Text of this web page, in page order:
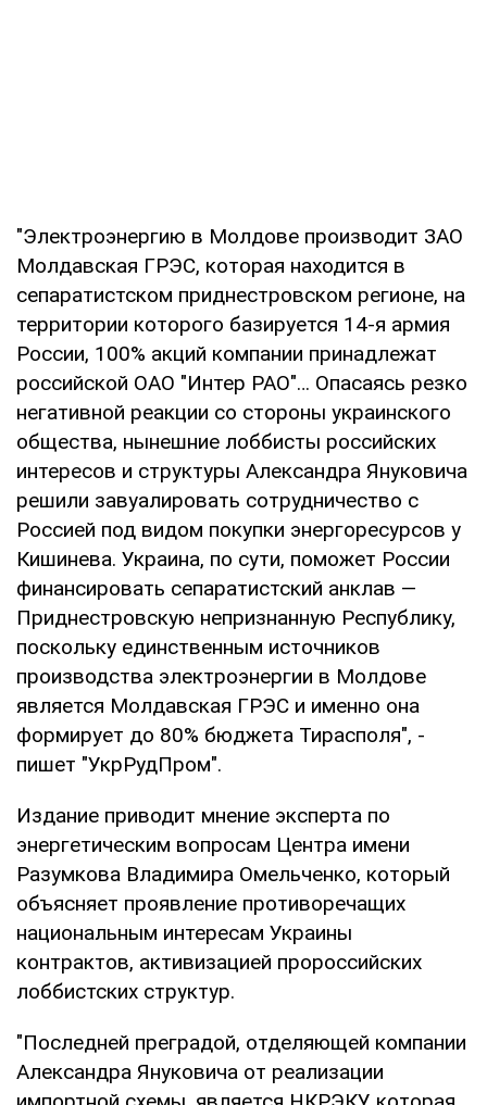
"Электроэнергию в Молдове производит ЗАО
Молдавская ГРЭС, которая находится в
сепаратистском приднестровском регионе, на
территории которого базируется 14-я армия
России, 100% акций компании принадлежат
российской ОАО "Интер РАО"… Опасаясь резко
негативной реакции со стороны украинского
общества, нынешние лоббисты российских
интересов и структуры Александра Януковича
решили завуалировать сотрудничество с
Россией под видом покупки энергоресурсов у
Кишинева. Украина, по сути, поможет России
финансировать сепаратистский анклав —
Приднестровскую непризнанную Республику,
поскольку единственным источников
производства электроэнергии в Молдове
является Молдавская ГРЭС и именно она
формирует до 80% бюджета Тирасполя", -
пишет "УкрРудПром".
Издание приводит мнение эксперта по
энергетическим вопросам Центра имени
Разумкова Владимира Омельченко, который
объясняет проявление противоречащих
национальным интересам Украины
контрактов, активизацией пророссийских
лоббистских структур.
"Последней преградой, отделяющей компании
Александра Януковича от реализации